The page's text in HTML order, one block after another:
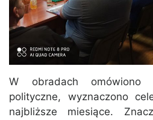
W obradach omówiono
polityczne, wyznaczono
najbliższe miesiące.